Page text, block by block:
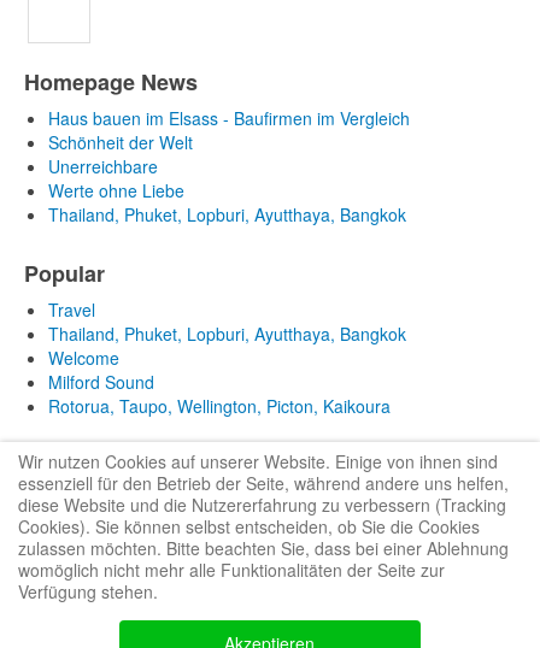
Homepage News
Haus bauen im Elsass - Baufirmen im Vergleich
Schönheit der Welt
Unerreichbare
Werte ohne Liebe
Thailand, Phuket, Lopburi, Ayutthaya, Bangkok
Popular
Travel
Thailand, Phuket, Lopburi, Ayutthaya, Bangkok
Welcome
Milford Sound
Rotorua, Taupo, Wellington, Picton, Kaikoura
Bootstrap is a front-end framework of Twitter, Inc. Code licensed underMIT
License.
Font Awesome
Wir nutzen Cookies auf unserer Website. Einige von ihnen sind
essenziell für den Betrieb der Seite, während andere uns helfen,
diese Website und die Nutzererfahrung zu verbessern (Tracking
Cookies). Sie können selbst entscheiden, ob Sie die Cookies
zulassen möchten. Bitte beachten Sie, dass bei einer Ablehnung
womöglich nicht mehr alle Funktionalitäten der Seite zur
Verfügung stehen.
Akzeptieren